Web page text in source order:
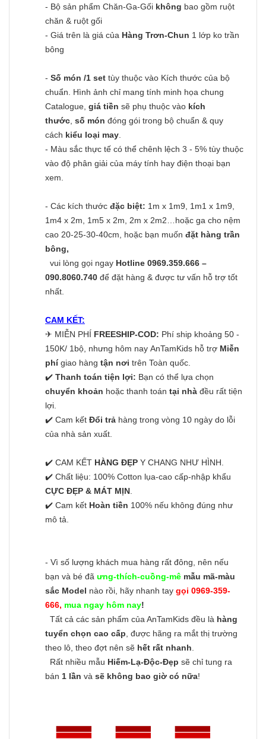
- Bộ sản phẩm Chăn-Ga-Gối không bao gồm ruột
chăn & ruột gối
- Giá trên là giá của Hàng Trơn-Chun 1 lớp ko trần
bông
- Số món /1 set tùy thuộc vào Kích thước của bộ
chuẩn. Hình ảnh chỉ mang tính minh họa chung
Catalogue, giá tiền sẽ phụ thuộc vào kích
thước số món đóng gói trong bộ chuẩn & quy
cách kiểu loại may
- Màu sắc thực tế có thể chênh lệch 3 - 5% tùy thuộc
vào độ phân giải của máy tính hay điện thoại bạn
xem.
- Các kích thước đặc biệt: 1m x 1m9, 1m1 x 1m9,
1m4 x 2m, 1m5 x 2m, 2m x 2m2…hoặc ga cho nệm
cao 20-25-30-40cm, hoặc bạn muốn đặt hàng trần
bông,
vui lòng gọi ngay Hotline 0969.359.666 –
090.8060.740 để đặt hàng & được tư vấn hỗ trợ tốt
nhất.
CAM KẾT:
✈ MIỄN PHÍ FREESHIP-COD: Phí ship khoảng 50 -
150K/ 1bộ, nhưng hôm nay AnTamKids hỗ trợ Miễn
phígiao hàng tận nơi trên Toàn quốc.
✔️ Thanh toán tiện lợi: Bạn có thể lựa chọn
chuyển khoản hoặc thanh toán tại nhà đều rất tiện
lợi.
✔️ Cam kết Đổi trả hàng trong vòng 10 ngày do lỗi
của nhà sản xuất.
✔️ CAM KẾT HÀNG ĐẸP Y CHANG NHƯ HÌNH.
✔️ Chất liệu: 100% Cotton lụa-cao cấp-nhập khẩu
CỰC ĐẸP & MÁT MỊN
✔️ Cam kết Hoàn tiền 100% nếu không đúng như
mô tả.
- Vì số lượng khách mua hàng rất đông, nên nếu
bạn và bé đã ưng-thích-cuồng-mê mẫu mã-màu
sắc Model nào rồi, hãy nhanh tay gọi 0969-359-
666, mua ngay hôm nay!
Tất cả các sản phẩm của AnTamKids đều là hàng
tuyển chọn cao cấp , được hãng ra mắt thị trường
theo lô, theo đợt nên sẽ hết rất nhanh
Rất nhiều mẫu Hiếm-Lạ-Độc-Đẹp sẽ chỉ tung ra
bán 1 lần và sẽ không bao giờ có nữa!